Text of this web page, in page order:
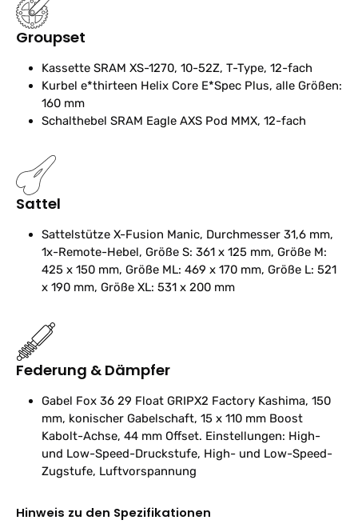
Groupset
Kassette SRAM XS-1270, 10-52Z, T-Type, 12-fach
Kurbel e*thirteen Helix Core E*Spec Plus, alle Größen:
160 mm
Schalthebel SRAM Eagle AXS Pod MMX, 12-fach
Sattel
Sattelstütze X-Fusion Manic, Durchmesser 31,6 mm,
1x-Remote-Hebel, Größe S: 361 x 125 mm, Größe M:
425 x 150 mm, Größe ML: 469 x 170 mm, Größe L: 521
x 190 mm, Größe XL: 531 x 200 mm
Federung & Dämpfer
Gabel Fox 36 29 Float GRIPX2 Factory Kashima, 150
mm, konischer Gabelschaft, 15 x 110 mm Boost
Kabolt-Achse, 44 mm Offset. Einstellungen: High-
und Low-Speed-Druckstufe, High- und Low-Speed-
Zugstufe, Luftvorspannung
Hinweis zu den Spezifikationen